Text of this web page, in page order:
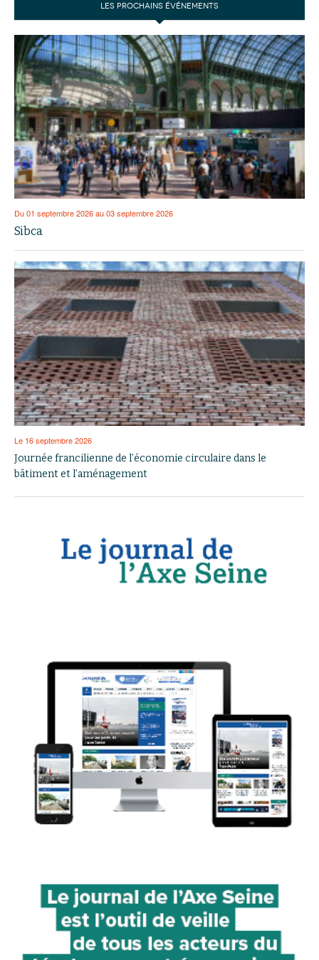
LES PROCHAINS ÉVÉNEMENTS
Du 01 septembre 2026 au 03 septembre 2026
Sibca
Le 16 septembre 2026
Journée francilienne de l’économie circulaire dans le
bâtiment et l’aménagement